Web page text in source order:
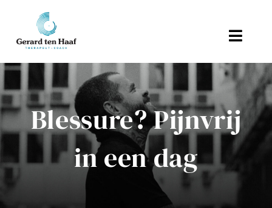
inhoud
Toggle
Behandeling en therapie
Referenties
Blessure? Pijnvrij
in een dag